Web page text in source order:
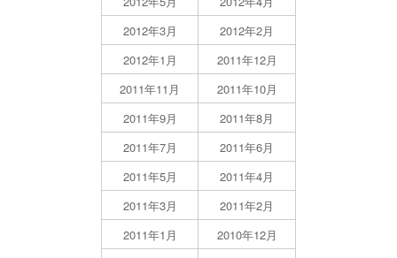
2012年3月
2012年2月
2012年1月
2011年12月
2011年11月
2011年10月
2011年9月
2011年8月
2011年7月
2011年6月
2011年5月
2011年4月
2011年3月
2011年2月
2011年1月
2010年12月